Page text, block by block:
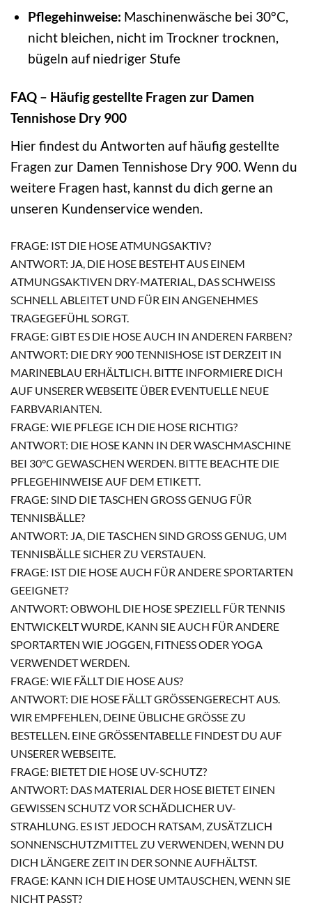
Pflegehinweise: Maschinenwäsche bei 30°C,
nicht bleichen, nicht im Trockner trocknen,
bügeln auf niedriger Stufe
FAQ – Häufig gestellte Fragen zur Damen
Tennishose Dry 900
Hier findest du Antworten auf häufig gestellte
Fragen zur Damen Tennishose Dry 900. Wenn du
weitere Fragen hast, kannst du dich gerne an
unseren Kundenservice wenden.
FRAGE: IST DIE HOSE ATMUNGSAKTIV?
ANTWORT: JA, DIE HOSE BESTEHT AUS EINEM
ATMUNGSAKTIVEN DRY-MATERIAL, DAS SCHWEISS S
CHNELL ABLEITET UND FÜR EIN ANGENEHMES T
RAGEGEFÜHL SORGT.
FRAGE: GIBT ES DIE HOSE AUCH IN ANDEREN FARBEN?
ANTWORT: DIE DRY 900 TENNISHOSE IST DERZEIT IN
MARINEBLAU ERHÄLTLICH. BITTE INFORMIERE DICH
AUF UNSERER WEBSEITE ÜBER EVENTUELLE NEUE
FARBVARIANTEN.
FRAGE: WIE PFLEGE ICH DIE HOSE RICHTIG?
ANTWORT: DIE HOSE KANN IN DER WASCHMASCHINE
BEI 30°C GEWASCHEN WERDEN. BITTE BEACHTE DIE
PFLEGEHINWEISE AUF DEM ETIKETT.
FRAGE: SIND DIE TASCHEN GROSS GENUG FÜR T
ENNISBÄLLE?
ANTWORT: JA, DIE TASCHEN SIND GROSS GENUG, UM T
ENNISBÄLLE SICHER ZU VERSTAUEN.
FRAGE: IST DIE HOSE AUCH FÜR ANDERE SPORTARTEN
GEEIGNET?
ANTWORT: OBWOHL DIE HOSE SPEZIELL FÜR TENNIS
ENTWICKELT WURDE, KANN SIE AUCH FÜR ANDERE
SPORTARTEN WIE JOGGEN, FITNESS ODER YOGA
VERWENDET WERDEN.
FRAGE: WIE FÄLLT DIE HOSE AUS?
ANTWORT: DIE HOSE FÄLLT GRÖSSENGERECHT AUS. W
IR EMPFEHLEN, DEINE ÜBLICHE GRÖSSE ZU BE
STELLEN. EINE GRÖSSENTABELLE FINDEST DU AUF UNS
ERER WEBSEITE.
FRAGE: BIETET DIE HOSE UV-SCHUTZ?
ANTWORT: DAS MATERIAL DER HOSE BIETET EINEN
GEWISSEN SCHUTZ VOR SCHÄDLICHER UV-
STRAHLUNG. ES IST JEDOCH RATSAM, ZUSÄTZLICH
SONNENSCHUTZMITTEL ZU VERWENDEN, WENN DU
DICH LÄNGERE ZEIT IN DER SONNE AUFHÄLTST.
FRAGE: KANN ICH DIE HOSE UMTAUSCHEN, WENN SIE
NICHT PASST?